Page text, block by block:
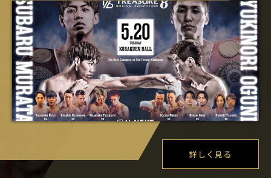
詳しく見る